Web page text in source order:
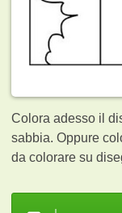
Colora adesso il
sabbia. Oppure
da colorare su